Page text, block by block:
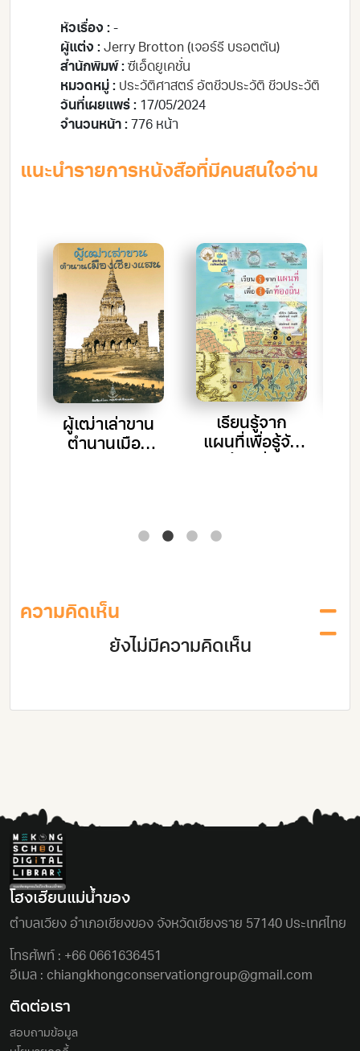
หัวเรื่อง : -
ผู้แต่ง : Jerry Brotton (เจอร์รี บรอตตัน)
สำนักพิมพ์ : ซีเอ็ดยูเคชั่น
หมวดหมู่ : ประวัติศาสตร์ อัตชีวประวัติ ชีวประวัติ
วันที่เผยแพร่ : 17/05/2024
จำนวนหน้า : 776 หน้า
แนะนำรายการหนังสือที่มีคนสนใจอ่าน
ผู้เฒ่าเล่าขาน
ตำนานเมือง
เรียนรู้จาก
แผนที่เพื่อรู้จัก
ความคิดเห็น
ยังไม่มีความคิดเห็น
โฮงเฮียนแม่นํ้าของ
ตําบลเวียง อําเภอเชียงของ จังหวัดเชียงราย 57140 ประเทศไทย
โทรศัพท์ : +66 0661636451
อีเมล : chiangkhongconservationgroup@gmail.com
ติดต่อเรา
สอบถามข้อมูล